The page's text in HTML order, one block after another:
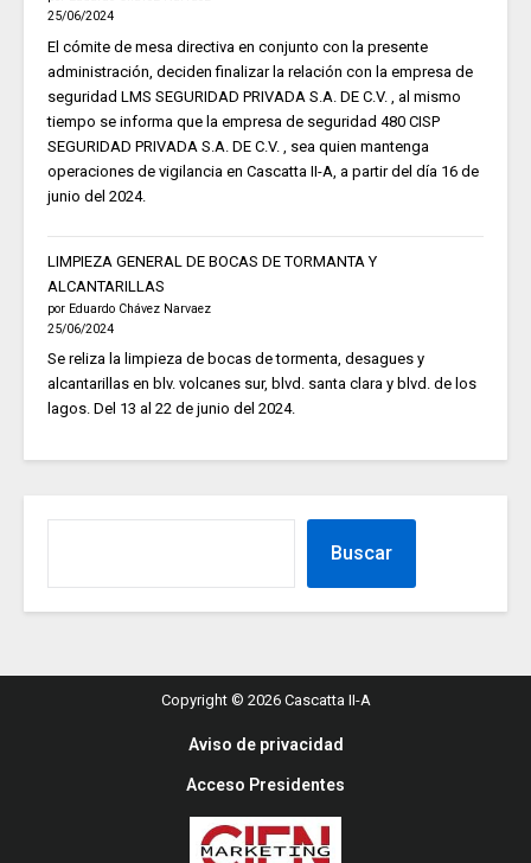
25/06/2024
El cómite de mesa directiva en conjunto con la presente
administración, deciden finalizar la relación con la empresa de
seguridad LMS SEGURIDAD PRIVADA S.A. DE C.V. , al mismo
tiempo se informa que la empresa de seguridad 480 CISP
SEGURIDAD PRIVADA S.A. DE C.V. , sea quien mantenga
operaciones de vigilancia en Cascatta II-A, a partir del día 16 de
junio del 2024.
LIMPIEZA GENERAL DE BOCAS DE TORMANTA Y
ALCANTARILLAS
por Eduardo Chávez Narvaez
25/06/2024
Se reliza la limpieza de bocas de tormenta, desagues y
alcantarillas en blv. volcanes sur, blvd. santa clara y blvd. de los
lagos. Del 13 al 22 de junio del 2024.
Buscar
Copyright © 2026 Cascatta II-A
Aviso de privacidad
Acceso Presidentes